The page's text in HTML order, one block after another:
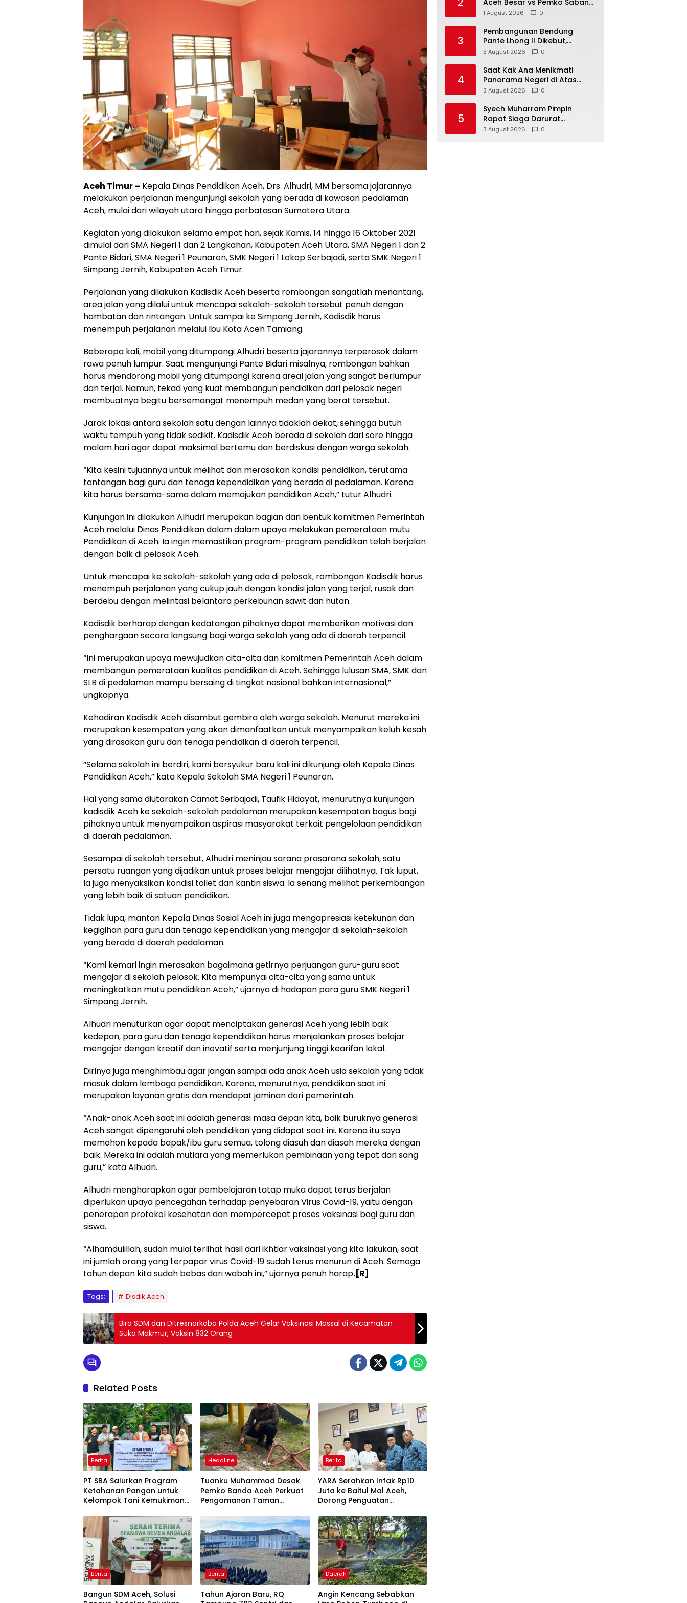
Aceh Timur – Kepala Dinas Pendidikan Aceh, Drs. Alhudri, MM bersama jajarannya
melakukan perjalanan mengunjungi sekolah yang berada di kawasan pedalaman
Aceh, mulai dari wilayah utara hingga perbatasan Sumatera Utara.
Kegiatan yang dilakukan selama empat hari, sejak Kamis, 14 hingga 16 Oktober 2021
dimulai dari SMA Negeri 1 dan 2 Langkahan, Kabupaten Aceh Utara, SMA Negeri 1 dan 2
Pante Bidari, SMA Negeri 1 Peunaron, SMK Negeri 1 Lokop Serbajadi, serta SMK Negeri 1
Simpang Jernih, Kabupaten Aceh Timur.
Perjalanan yang dilakukan Kadisdik Aceh beserta rombongan sangatlah menantang,
area jalan yang dilalui untuk mencapai sekolah-sekolah tersebut penuh dengan
hambatan dan rintangan. Untuk sampai ke Simpang Jernih, Kadisdik harus
menempuh perjalanan melalui Ibu Kota Aceh Tamiang.
Beberapa kali, mobil yang ditumpangi Alhudri beserta jajarannya terperosok dalam
rawa penuh lumpur. Saat mengunjungi Pante Bidari misalnya, rombongan bahkan
harus mendorong mobil yang ditumpangi karena areal jalan yang sangat berlumpur
dan terjal. Namun, tekad yang kuat membangun pendidikan dari pelosok negeri
membuatnya begitu bersemangat menempuh medan yang berat tersebut.
Jarak lokasi antara sekolah satu dengan lainnya tidaklah dekat, sehingga butuh
waktu tempuh yang tidak sedikit. Kadisdik Aceh berada di sekolah dari sore hingga
malam hari agar dapat maksimal bertemu dan berdiskusi dengan warga sekolah.
“Kita kesini tujuannya untuk melihat dan merasakan kondisi pendidikan, terutama
tantangan bagi guru dan tenaga kependidikan yang berada di pedalaman. Karena
kita harus bersama-sama dalam memajukan pendidikan Aceh,” tutur Alhudri.
Kunjungan ini dilakukan Alhudri merupakan bagian dari bentuk komitmen Pemerintah
Aceh melalui Dinas Pendidikan dalam dalam upaya melakukan pemerataan mutu
Pendidikan di Aceh. Ia ingin memastikan program-program pendidikan telah berjalan
dengan baik di pelosok Aceh.
Untuk mencapai ke sekolah-sekolah yang ada di pelosok, rombongan Kadisdik harus
menempuh perjalanan yang cukup jauh dengan kondisi jalan yang terjal, rusak dan
berdebu dengan melintasi belantara perkebunan sawit dan hutan.
Kadisdik berharap dengan kedatangan pihaknya dapat memberikan motivasi dan
penghargaan secara langsung bagi warga sekolah yang ada di daerah terpencil.
“Ini merupakan upaya mewujudkan cita-cita dan komitmen Pemerintah Aceh dalam
membangun pemerataan kualitas pendidikan di Aceh. Sehingga lulusan SMA, SMK dan
SLB di pedalaman mampu bersaing di tingkat nasional bahkan internasional,”
ungkapnya.
Kehadiran Kadisdik Aceh disambut gembira oleh warga sekolah. Menurut mereka ini
merupakan kesempatan yang akan dimanfaatkan untuk menyampaikan keluh kesah
yang dirasakan guru dan tenaga pendidikan di daerah terpencil.
“Selama sekolah ini berdiri, kami bersyukur baru kali ini dikunjungi oleh Kepala Dinas
Pendidikan Aceh,” kata Kepala Sekolah SMA Negeri 1 Peunaron.
Hal yang sama diutarakan Camat Serbajadi, Taufik Hidayat, menurutnya kunjungan
kadisdik Aceh ke sekolah-sekolah pedalaman merupakan kesempatan bagus bagi
pihaknya untuk menyampaikan aspirasi masyarakat terkait pengelolaan pendidikan
di daerah pedalaman.
Sesampai di sekolah tersebut, Alhudri meninjau sarana prasarana sekolah, satu
persatu ruangan yang dijadikan untuk proses belajar mengajar dilihatnya. Tak luput,
Ia juga menyaksikan kondisi toilet dan kantin siswa. Ia senang melihat perkembangan
yang lebih baik di satuan pendidikan.
Tidak lupa, mantan Kepala Dinas Sosial Aceh ini juga mengapresiasi ketekunan dan
kegigihan para guru dan tenaga kependidikan yang mengajar di sekolah-sekolah
yang berada di daerah pedalaman.
“Kami kemari ingin merasakan bagaimana getirnya perjuangan guru-guru saat
mengajar di sekolah pelosok. Kita mempunyai cita-cita yang sama untuk
meningkatkan mutu pendidikan Aceh,” ujarnya di hadapan para guru SMK Negeri 1
Simpang Jernih.
Alhudri menuturkan agar dapat menciptakan generasi Aceh yang lebih baik
kedepan, para guru dan tenaga kependidikan harus menjalankan proses belajar
mengajar dengan kreatif dan inovatif serta menjunjung tinggi kearifan lokal.
Dirinya juga menghimbau agar jangan sampai ada anak Aceh usia sekolah yang tidak
masuk dalam lembaga pendidikan. Karena, menurutnya, pendidikan saat ini
merupakan layanan gratis dan mendapat jaminan dari pemerintah.
“Anak-anak Aceh saat ini adalah generasi masa depan kita, baik buruknya generasi
Aceh sangat dipengaruhi oleh pendidikan yang didapat saat ini. Karena itu saya
memohon kepada bapak/ibu guru semua, tolong diasuh dan diasah mereka dengan
baik. Mereka ini adalah mutiara yang memerlukan pembinaan yang tepat dari sang
guru,” kata Alhudri.
Alhudri mengharapkan agar pembelajaran tatap muka dapat terus berjalan
diperlukan upaya pencegahan terhadap penyebaran Virus Covid-19, yaitu dengan
penerapan protokol kesehatan dan mempercepat proses vaksinasi bagi guru dan
siswa.
“Alhamdulillah, sudah mulai terlihat hasil dari ikhtiar vaksinasi yang kita lakukan, saat
ini jumlah orang yang terpapar virus Covid-19 sudah terus menurun di Aceh. Semoga
tahun depan kita sudah bebas dari wabah ini,” ujarnya penuh harap.[R]
Tags: Disdik Aceh
Biro SDM dan Ditresnarkoba Polda Aceh Gelar Vaksinasi Massal di Kecamatan
Suka Makmur, Vaksin 832 Orang
Related Posts
Berita
PT SBA Salurkan Program
Ketahanan Pangan untuk
Kelompok Tani Kemukiman
Headline
Tuanku Muhammad Desak
Pemko Banda Aceh Perkuat
Pengamanan Taman
Berita
YARA Serahkan Infak Rp10
Juta ke Baitul Mal Aceh,
Dorong Penguatan
Amanah
Berita
Bangun SDM Aceh, Solusi
Berita
Tahun Ajaran Baru, RQ
Daerah
Angin Kencang Sebabkan
Berakhir Imbang Tanpa Gol
1 August 2026 0
3
Pembangunan Bendung
Pante Lhong II Dikebut,
Safrizal Berharap Rampung
3 August 2026 0
4
Saat Kak Ana Menikmati
Panorama Negeri di Atas
Awan Kilonam Geumpang
3 August 2026 0
5
Syech Muharram Pimpin
Rapat Siaga Darurat
Antisipasi Kekeringan di Aceh
3 August 2026 0